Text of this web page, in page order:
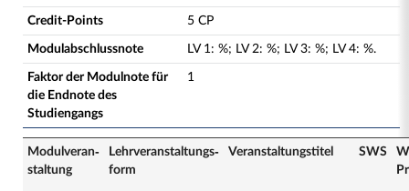
Credit-Points 5 CP
Modulabschlussnote LV 1: %; LV 2: %; LV 3: %; LV 4: %.
Faktor der Modulnote für
die Endnote des
Studiengangs
1
Modulveran­
staltung
Lehrveranstaltungs­
form
Veranstaltungs­titel SWS